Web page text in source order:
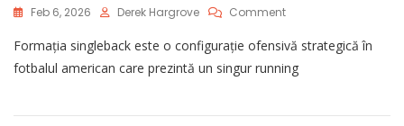
Feb 6, 2026 Derek Hargrove CommentOn
Singleback:
Jocuri
De
Flexibilitate
Formația singleback este o configurație ofensivă strategică în
fotbalul american care prezintă un singur running